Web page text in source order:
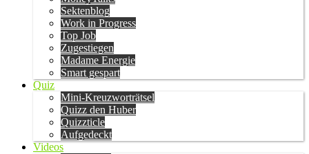
Sektenblog
Work in Progress
Top Job
Zugestiegen
Madame Energie
Smart gespart
Quiz
Mini-Kreuzworträtsel
Quizz den Huber
Quizzticle
Aufgedeckt
Videos